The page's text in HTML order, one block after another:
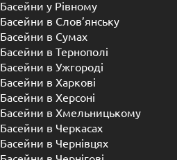
Басейни у ​​Рівному
Басейни в Слов’янську
Басейни в Сумах
Басейни в Тернополі
Басейни в Ужгороді
Басейни в Харкові
Басейни в Херсоні
Басейни в Хмельницькому
Басейни в Черкасах
Басейни в Чернівцях